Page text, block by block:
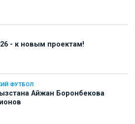
- к новым проектам!
ФУТБОЛ
Айжан Боронбекова